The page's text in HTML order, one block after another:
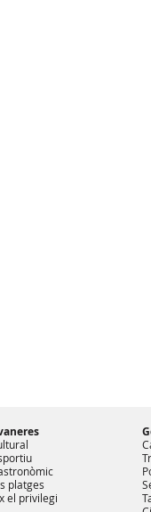
platges
el privilegi